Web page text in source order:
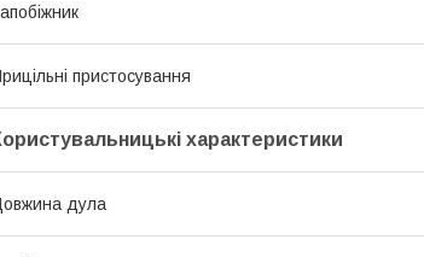
пристосування
характеристики
дула